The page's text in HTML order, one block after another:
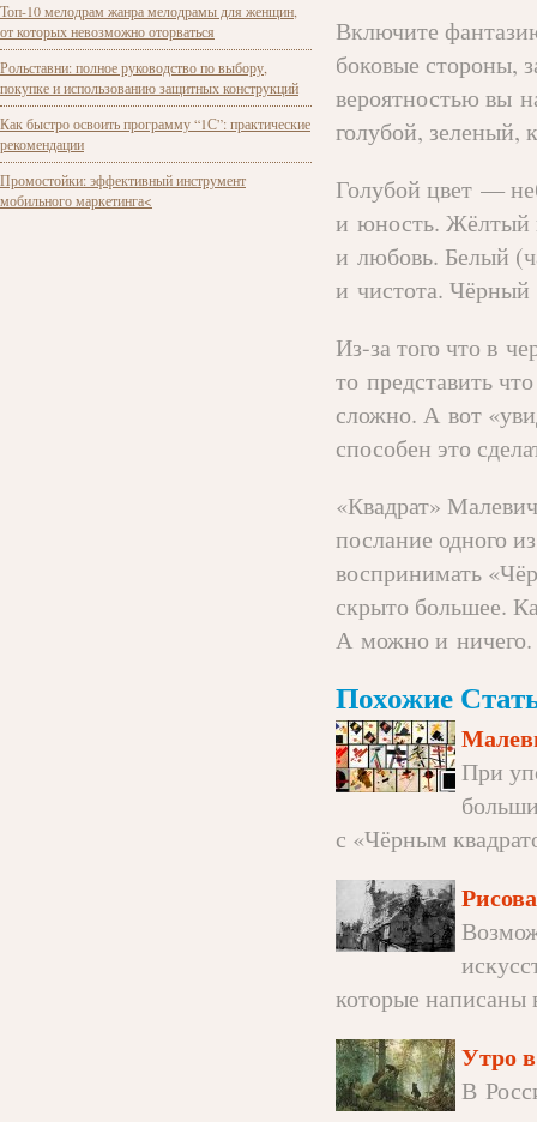
Топ-10 мелодрам жанра мелодрамы для женщин,
от которых невозможно оторваться
Рольставни: полное руководство по выбору,
покупке и использованию защитных конструкций
Как быстро освоить программу “1С”: практические
рекомендации
Промостойки: эффективный инструмент
мобильного маркетинга<
Включите
боковые стороны,
вероятностью вы
голубой,
Голубой цвет —
и юность. Жёлтый
и любовь. Белый
и чистота.
Из-за того что в
то представить
сложно. А вот
способен это
«Квадрат»
послание одного
воспринимать
скрыто большее.
А можно и ничего.
Похожие
При
с «Чёрным
которые
Утро
В